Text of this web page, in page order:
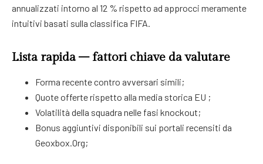
annualizzati intorno al 12 % rispetto ad approcci meramente
intuitivi basati sulla classifica FIFA.
Lista rapida – fattori chiave da valutare
Forma recente contro avversari simili;
Quote offerte rispetto alla media storica EU ;
Volatilità della squadra nelle fasi knockout;
Bonus aggiuntivi disponibili sui portali recensiti da
Geoxbox.Org;